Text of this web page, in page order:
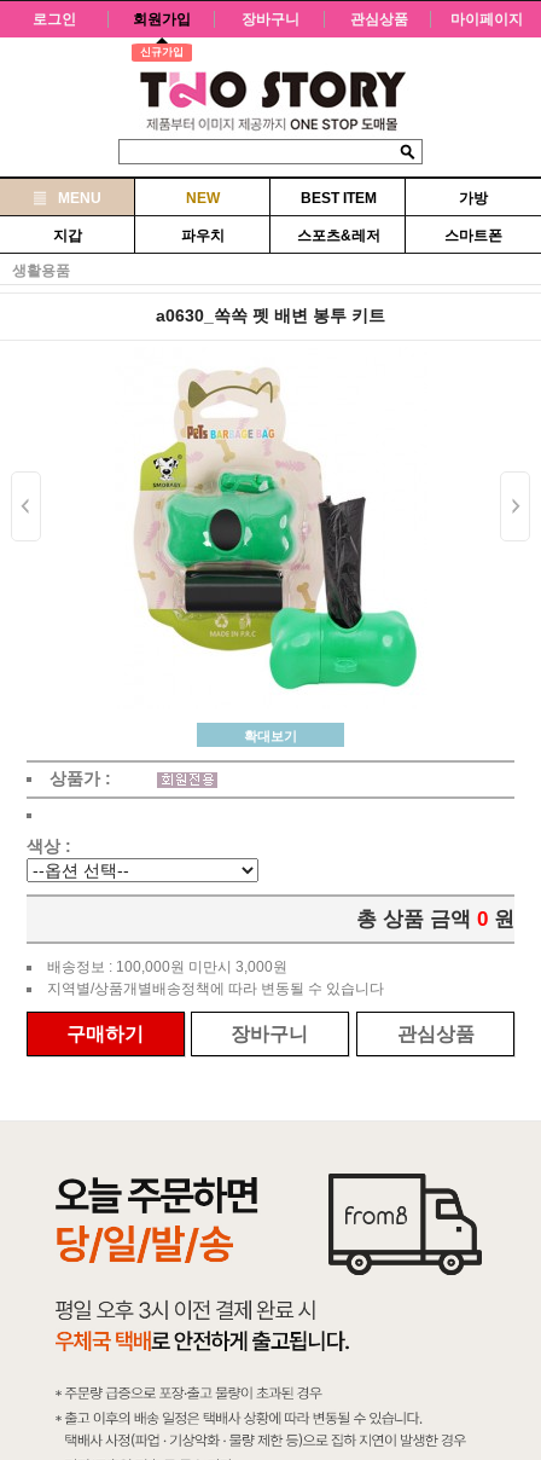
로그인 회원가입
신규가입
장바구니 관심상품 마이페이지
MENU NEW BEST ITEM 가방
지갑 파우치 스포츠&레저 스마트폰
생활용품
a0630_쏙쏙 펫 배변 봉투 키트
확대보기
상품가 :
색상 :
총 상품 금액 0 원
배송정보 : 100,000원 미만시 3,000원
지역별/상품개별배송정책에 따라 변동될 수 있습니다
구매하기 장바구니 관심상품